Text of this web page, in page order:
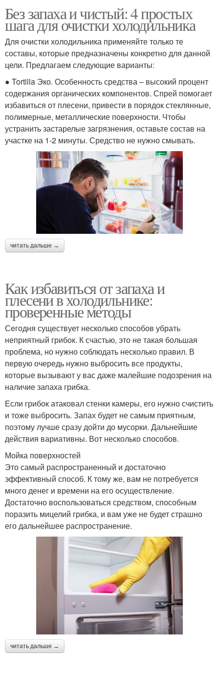
Без запаха и чистый: 4 простых
шага для очистки холодильника
Для очистки холодильника применяйте только те
составы, которые предназначены конкретно для данной
цели. Предлагаем следующие варианты:
● Tortilla Эко. Особенность средства – высокий процент
содержания органических компонентов. Спрей помогает
избавиться от плесени, привести в порядок стеклянные,
полимерные, металлические поверхности. Чтобы
устранить застарелые загрязнения, оставьте состав на
участке на 1-2 минуты. Средство не нужно смывать.
читать дальше →
Как избавиться от запаха и
плесени в холодильнике:
проверенные методы
Сегодня существует несколько способов убрать
неприятный грибок. К счастью, это не такая большая
проблема, но нужно соблюдать несколько правил. В
первую очередь нужно выбросить все продукты,
которые вызывают у вас даже малейшие подозрения на
наличие запаха грибка.
Если грибок атаковал стенки камеры, его нужно счистить
и тоже выбросить. Запах будет не самым приятным,
поэтому лучше сразу дойти до мусорки. Дальнейшие
действия вариативны. Вот несколько способов.
Мойка поверхностей
Это самый распространенный и достаточно
эффективный способ. К тому же, вам не потребуется
много денег и времени на его осуществление.
Достаточно воспользоваться средством, способным
поразить мицелий грибка, и вам уже не будет страшно
его дальнейшее распространение.
читать дальше →